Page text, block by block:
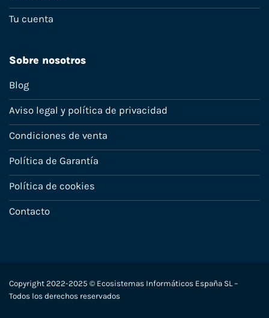
Tu cuenta
Sobre nosotros
Blog
Aviso legal y política de privacidad
Condiciones de venta
Política de Garantía
Política de cookies
Contacto
Copyright 2022-2025 © Ecosistemas Informáticos España SL –
Todos los derechos reservados